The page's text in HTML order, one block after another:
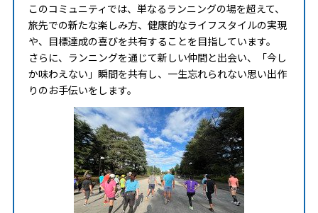
このコミュニティでは、単なるランニングの場を超えて、
旅先での新たな楽しみ方、健康的なライフスタイルの実現
や、目標達成の喜びを共有することを目指しています。
さらに、ランニングを通じて新しい仲間と出会い、「今し
か味わえない」瞬間を共有し、一生忘れられない思い出作
りのお手伝いをします。